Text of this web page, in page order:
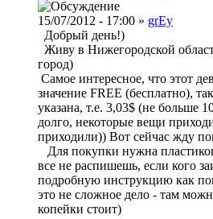
15/07/2012 - 17:00 » grEy
Добрый день!)
Живу в Нижегородской
город)
Самое интересное, что этот
значение FREE (бесплатно),
указана, т.е. 3,03$ (не больше
долго, некоторые вещи
приходили)) Вот сейчас жду
Для покупки нужна
все не распишешь, если кого
подробную инструкцию как
это не сложное дело - там
копейки стоит)